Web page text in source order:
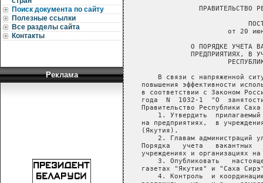
Поиск документа по сайту
Полезные ссылки
Все разделы сайта
Контакты
Реклама